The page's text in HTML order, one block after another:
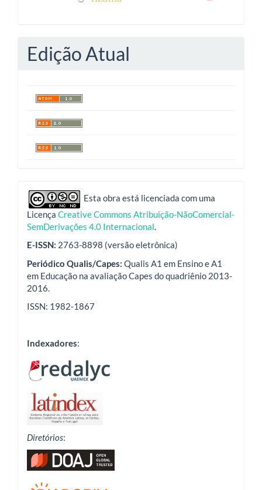
Edição Atual
indexadoresEsta obra está licenciada com uma
Licença Creative Commons Atribuição-NãoComercial-
SemDerivações 4.0 Internacional
E-ISSN: 2763-8898 (versão eletrônica)
Periódico Qualis/Capes: Qualis A1 em Ensino e A1
em Educação na avaliação Capes do quadriênio 2013-
2016.
ISSN: 1982-1867
Indexadores:
Diretórios: